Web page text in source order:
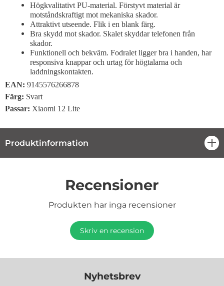
Högkvalitativt PU-material. Förstyvt material är
motståndskraftigt mot mekaniska skador.
Attraktivt utseende. Flik i en blank färg.
Bra skydd mot skador. Skalet skyddar telefonen från
skador.
Funktionell och bekväm. Fodralet ligger bra i handen, har
responsiva knappar och urtag för högtalarna och
laddningskontakten.
EAN: 9145576266878
Färg: Svart
Passar: Xiaomi 12 Lite
Produktinformation
Recensioner
Produkten har inga recensioner
Skriv en recension
Nyhetsbrev